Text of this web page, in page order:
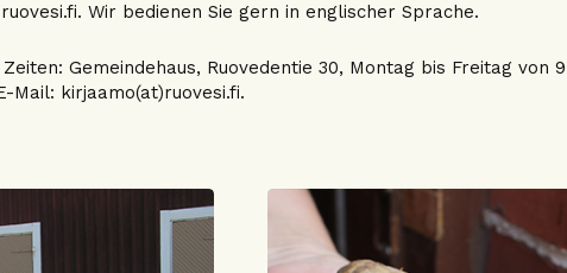
Wir bedienen Sie gern in englischer Sprache.
Gemeindehaus, Ruovedentie 30, Montag bis Freitag von
Mail: kirjaamo(at)ruovesi.fi.